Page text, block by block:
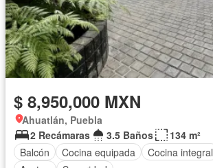
$ 8,950,000 MXN
Ahuatlán, Puebla
2 Recámaras
3.5 Baños
134 m²
Balcón
Cocina equipada Cocina integral